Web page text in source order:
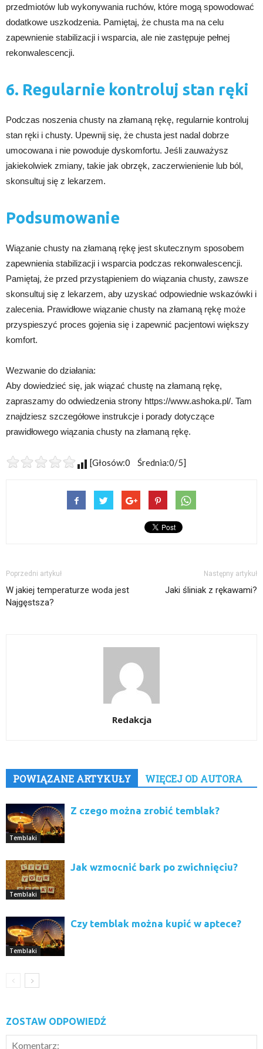
przedmiotów lub wykonywania ruchów, które mogą spowodować
dodatkowe uszkodzenia. Pamiętaj, że chusta ma na celu
zapewnienie stabilizacji i wsparcia, ale nie zastępuje pełnej
rekonwalescencji.
6. Regularnie kontroluj stan ręki
Podczas noszenia chusty na złamaną rękę, regularnie kontroluj
stan ręki i chusty. Upewnij się, że chusta jest nadal dobrze
umocowana i nie powoduje dyskomfortu. Jeśli zauważysz
jakiekolwiek zmiany, takie jak obrzęk, zaczerwienienie lub ból,
skonsultuj się z lekarzem.
Podsumowanie
Wiązanie chusty na złamaną rękę jest skutecznym sposobem
zapewnienia stabilizacji i wsparcia podczas rekonwalescencji.
Pamiętaj, że przed przystąpieniem do wiązania chusty, zawsze
skonsultuj się z lekarzem, aby uzyskać odpowiednie wskazówki i
zalecenia. Prawidłowe wiązanie chusty na złamaną rękę może
przyspieszyć proces gojenia się i zapewnić pacjentowi większy
komfort.
Wezwanie do działania:
Aby dowiedzieć się, jak wiązać chustę na złamaną rękę,
zapraszamy do odwiedzenia strony https://www.ashoka.pl/. Tam
znajdziesz szczegółowe instrukcje i porady dotyczące
prawidłowego wiązania chusty na złamaną rękę.
[Głosów:0 Średnia:0/5]
Poprzedni artykuł
W jakiej temperaturze woda jest
Najgęstsza?
Następny artykuł
Jaki śliniak z rękawami?
Redakcja
POWIĄZANE ARTYKUŁY WIĘCEJ OD AUTORA
Temblaki
Z czego można zrobić temblak?
Temblaki
Jak wzmocnić bark po zwichnięciu?
Temblaki
Czy temblak można kupić w aptece?
ZOSTAW ODPOWIEDŹ